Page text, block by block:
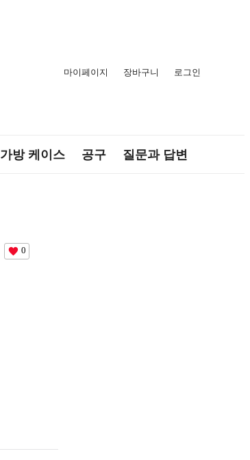
마이페이지 장바구니 로그인
가방 케이스 공구 질문과 답변
0